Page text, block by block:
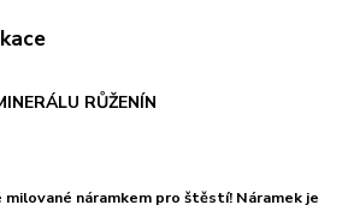
RŮŽENÍN
náramkem pro štěstí! Náramek je